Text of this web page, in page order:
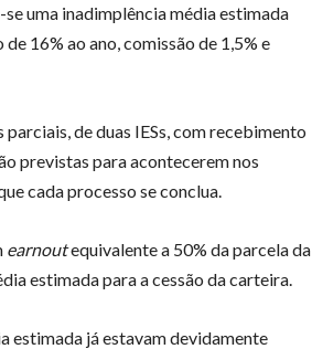
uma inadimplência média estimada
16% ao ano, comissão de 1,5% e
de duas IESs, com recebimento
previstas para acontecerem nos
cada processo se conclua.
earnoutequivalente a 50% da parcela da
estimada para a cessão da carteira.
estimada já estavam devidamente